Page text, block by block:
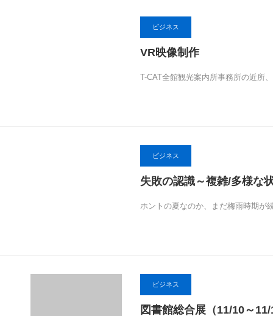
ビジネス
VR映像制作
T-CAT全館観光案内所事務所の近所
ビジネス
失敗の認識～複雑/多様な
ホントの夏なのか、まだ梅雨時期
ビジネス
図書館総合展（11/10～